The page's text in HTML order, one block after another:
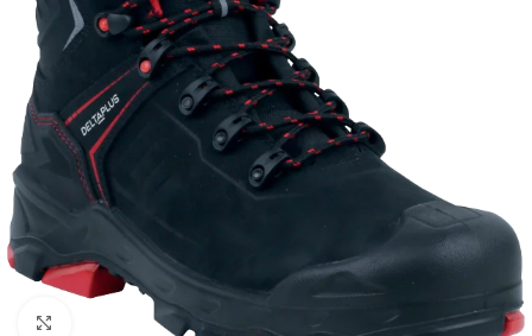
Click to enlarge